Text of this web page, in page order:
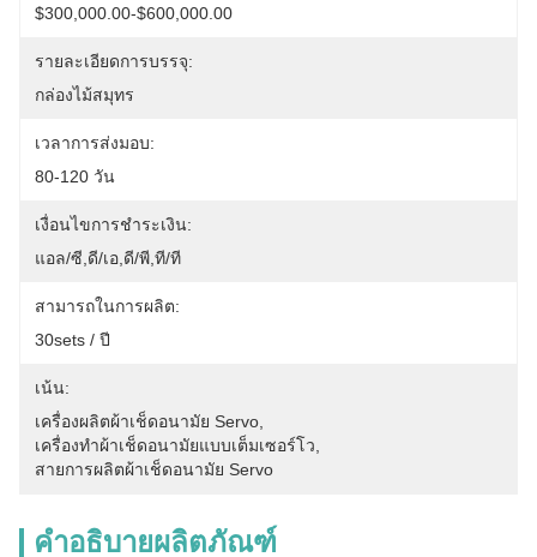
$300,000.00-$600,000.00
รายละเอียดการบรรจุ:
กล่องไม้สมุทร
เวลาการส่งมอบ:
80-120 วัน
เงื่อนไขการชำระเงิน:
แอล/ซี,ดี/เอ,ดี/พี,ที/ที
สามารถในการผลิต:
30sets / ปี
เน้น:
เครื่องผลิตผ้าเช็ดอนามัย Servo
เครื่องทําผ้าเช็ดอนามัยแบบเต็มเซอร์โว
สายการผลิตผ้าเช็ดอนามัย Servo
คำอธิบายผลิตภัณฑ์